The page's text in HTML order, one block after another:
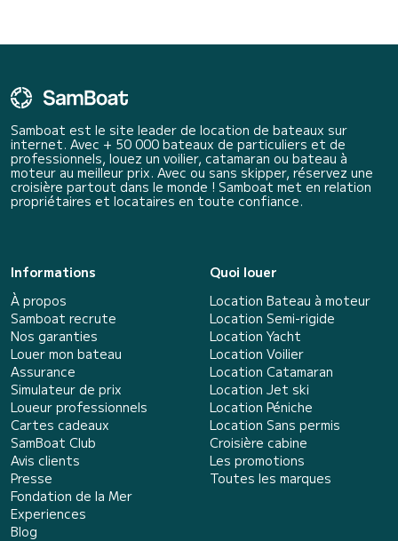
Samboat est le site leader de location de bateaux sur
internet. Avec + 50 000 bateaux de particuliers et de
professionnels, louez un voilier, catamaran ou bateau à
moteur au meilleur prix. Avec ou sans skipper, réservez une
croisière partout dans le monde ! Samboat met en relation
propriétaires et locataires en toute confiance.
Informations
À propos
Samboat recrute
Nos garanties
Louer mon bateau
Assurance
Simulateur de prix
Loueur professionnels
Cartes cadeaux
SamBoat Club
Avis clients
Presse
Fondation de la Mer
Experiences
Blog
Quoi louer
Location Bateau à moteur
Location Semi-rigide
Location Yacht
Location Voilier
Location Catamaran
Location Jet ski
Location Péniche
Location Sans permis
Croisière cabine
Les promotions
Toutes les marques